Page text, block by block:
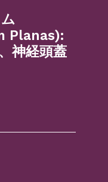
Planas):
神経頭蓋